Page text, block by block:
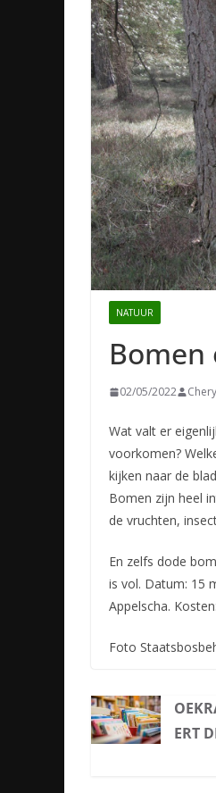
NATUUR
Bomen
02/05/2022
Wat valt er
voorkomen?
kijken naar de
Bomen zijn heel
de vruchten,
En zelfs dode
is vol. Datum: 15
Appelscha.
Foto
ERT